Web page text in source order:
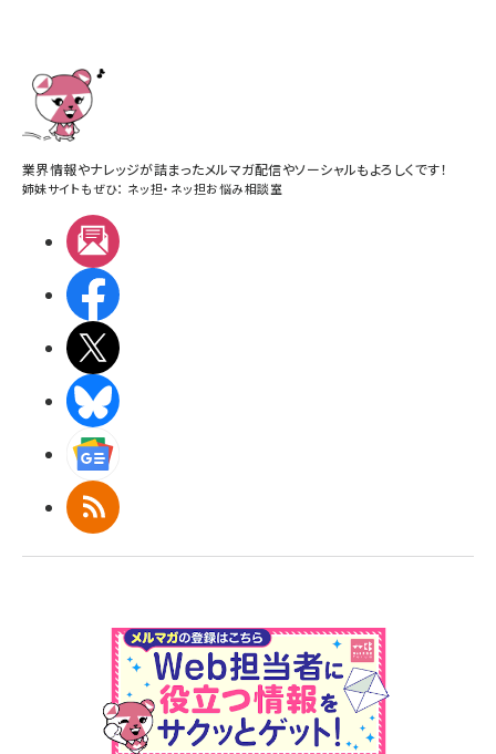
業界情報やナレッジが詰まったメルマガ配信やソーシャルもよろしくです！
姉妹サイトもぜひ： ネッ担・ ネッ担お悩み相談室
RSS